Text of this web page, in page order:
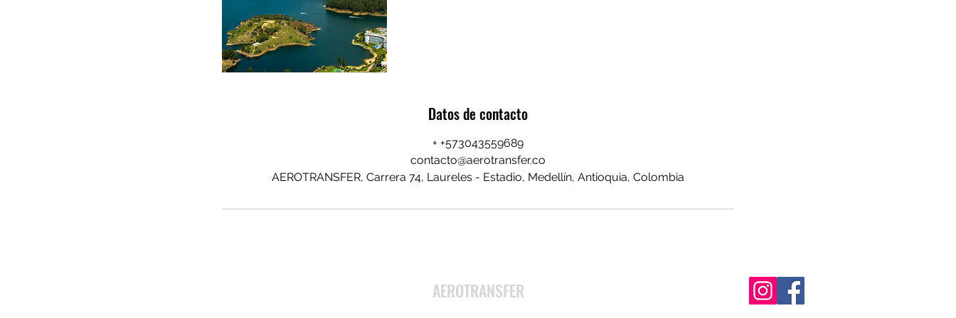
Datos de contacto
+ +573043559689
contacto@aerotransfer.co
AEROTRANSFER, Carrera 74, Laureles - Estadio, Medellín, Antioquia, Colombia
AEROTRANSFER